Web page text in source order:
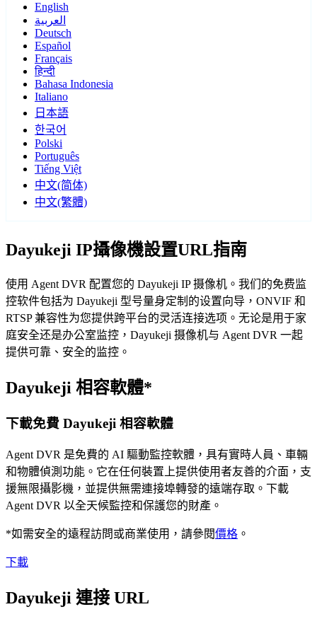
English
العربية
Deutsch
Español
Français
हिन्दी
Bahasa Indonesia
Italiano
日本語
한국어
Polski
Português
Tiếng Việt
中文(简体)
中文(繁體)
Dayukeji IP攝像機設置URL指南
使用 Agent DVR 配置您的 Dayukeji IP 摄像机。我们的免费监
控软件包括为 Dayukeji 型号量身定制的设置向导，ONVIF 和
RTSP 兼容性为您提供跨平台的灵活连接选项。无论是用于家
庭安全还是办公室监控，Dayukeji 摄像机与 Agent DVR 一起
提供可靠、安全的监控。
Dayukeji 相容軟體*
下載免費 Dayukeji 相容軟體
Agent DVR 是免費的 AI 驅動監控軟體，具有實時人員、車輛
和物體偵測功能。它在任何裝置上提供使用者友善的介面，支
援無限攝影機，並提供無需連接埠轉發的遠端存取。下載
Agent DVR 以全天候監控和保護您的財產。
*如需安全的遠程訪問或商業使用，請參閱價格 。
下載
Dayukeji 連接 URL